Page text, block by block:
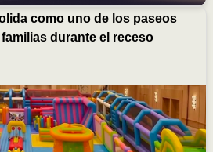
como uno de los paseos
durante el receso